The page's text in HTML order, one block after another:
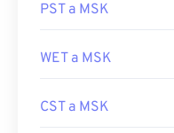
PST a MSK
WET a MSK
CST a MSK